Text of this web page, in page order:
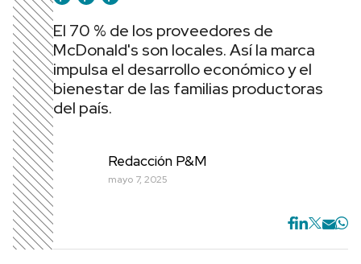
El 70 % de los proveedores de
McDonald's son locales. Así la marca
impulsa el desarrollo económico y el
bienestar de las familias productoras
del país.
Redacción P&M
mayo 7, 2025